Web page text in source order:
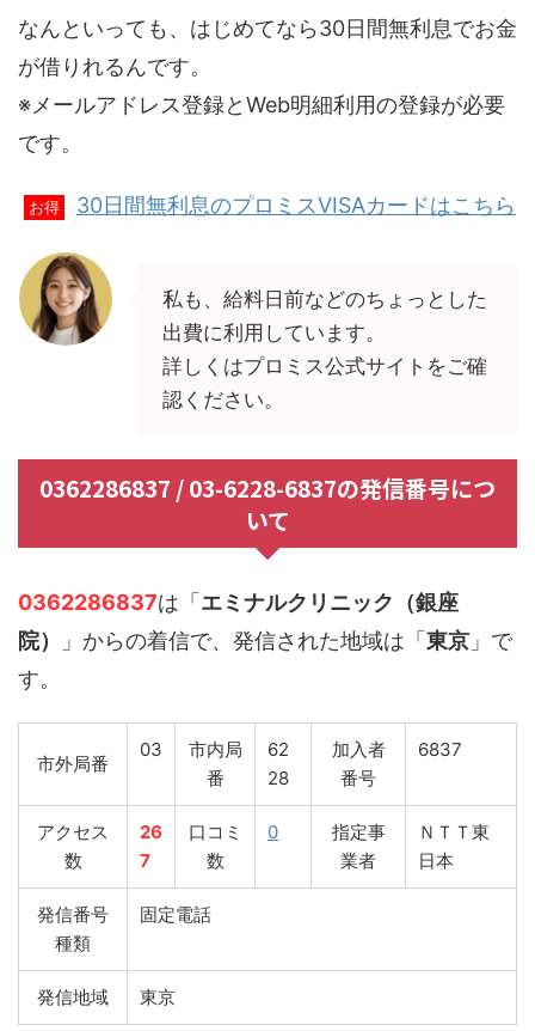
なんといっても、はじめてなら30日間無利息でお金
が借りれるんです。
※メールアドレス登録とWeb明細利用の登録が必要
です。
お得 30日間無利息のプロミスVISAカードはこちら
私も、給料日前などのちょっとした
出費に利用しています。
詳しくはプロミス公式サイトをご確
認ください。
0362286837 / 03-6228-6837の発信番号につ
いて
0362286837は「 エミナルクリニック（銀座
院）
」からの着信で、発信された地域は「 東京 」で
す。
市外局番
03
市内局
番
62
28
加入者
番号
6837
アクセス
数
26
7
口コミ
数
0
指定事
業者
ＮＴＴ東
日本
発信番号
種類
固定電話
発信地域 東京